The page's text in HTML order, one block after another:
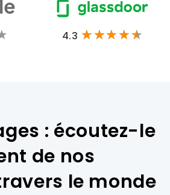
4.3
: écoutez-le
de nos
le monde